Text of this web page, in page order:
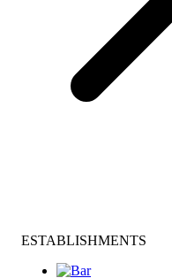
ESTABLISHMENTS